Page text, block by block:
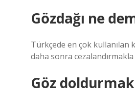
Gözdağı ne
Türkçede en çok
daha sonra
Göz